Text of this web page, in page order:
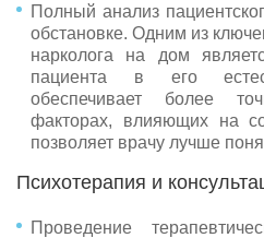
Полный анализ
обстановке. Одним из
нарколога на дом
пациента в его
обеспечивает более
факторах, влияющих на
позволяет врачу лучше
Психотерапия и
Проведение